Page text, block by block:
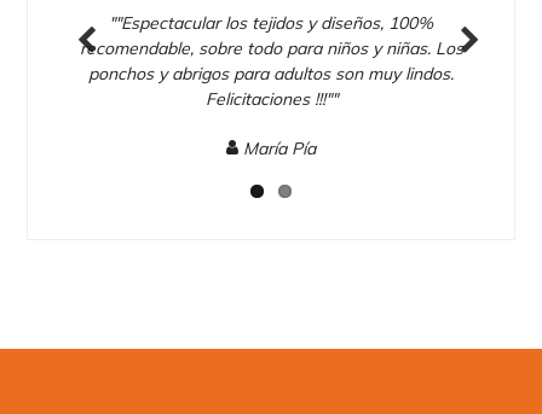
""Espectacular los tejidos y diseños, 100%
recomendable, sobre todo para niños y niñas. Los
ponchos y abrigos para adultos son muy lindos.
Felicitaciones !!!""
María Pía
Previous Next